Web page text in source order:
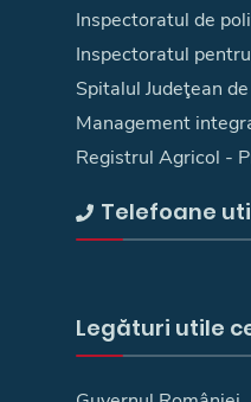
Inspectoratul de
Inspectoratul
Spitalul Judeţean
Management
Registrul Agricol -
Telefoane
Legături utile